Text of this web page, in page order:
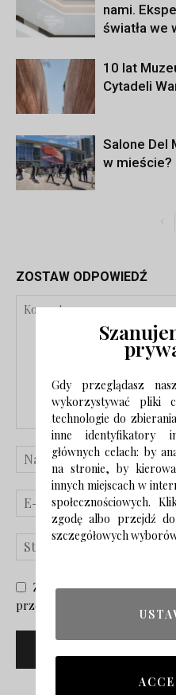
nami.
światła we
10 lat
Cytadeli
Salone Del
w mieście?
ZOSTAW ODPOWIEDŹ
Zapisz moje nazwisko,
przeglądarce na następny raz,
Gdy przeglądasz
wykorzystywać pliki
technologie do
inne identyfikatory
głównych celach: by
na stronie, by
innych miejscach w
społecznościowych.
zgodę albo przejdź
szczegółowych